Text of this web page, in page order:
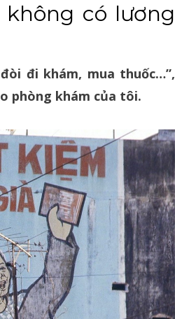
có lương
đi khám, mua thuốc…”,
phòng khám của tôi.